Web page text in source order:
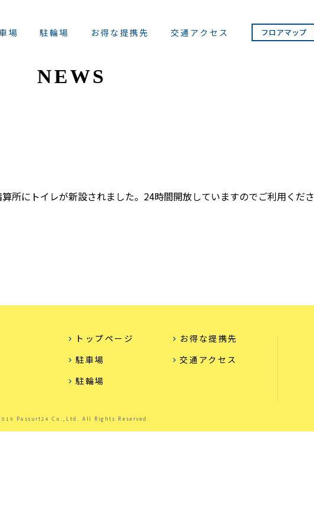
場 駐輪場 お得な提携先 交通アクセス フロアマップ
NEWS
所にトイレが新設されました。24時間開放していますのでご利用くださ
トップページ
お得な提携先
駐車場
交通アクセス
駐輪場
Passurt24 Co.,Ltd. All Rights Reserved.